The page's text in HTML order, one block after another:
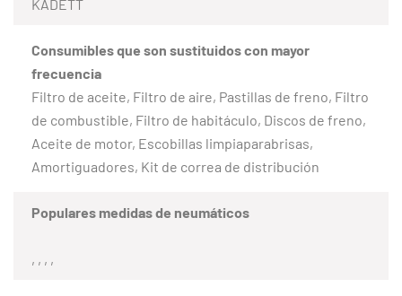
KADETT
Consumibles que son sustituidos con mayor
frecuencia
Filtro de aceite, Filtro de aire, Pastillas de freno, Filtro
de combustible, Filtro de habitáculo, Discos de freno,
Aceite de motor, Escobillas limpiaparabrisas,
Amortiguadores, Kit de correa de distribución
Populares medidas de neumáticos
, , , ,